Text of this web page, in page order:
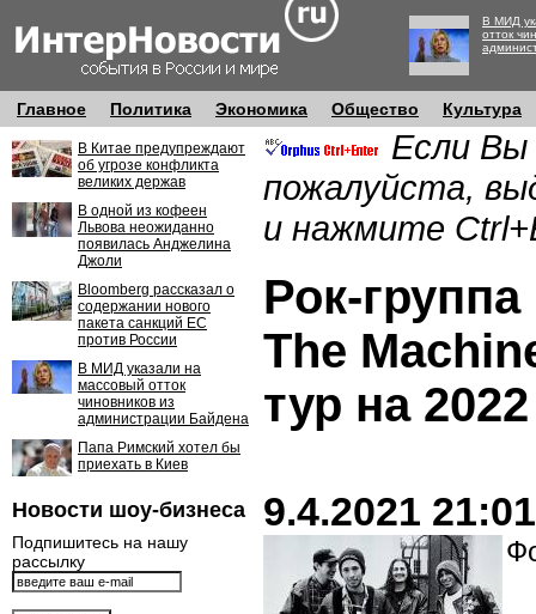
В МИД
отток
Главное Политика Экономика Общество Культура
В Китае предупреждают
об угрозе конфликта
великих держав
В одной из кофеен
Львова неожиданно
появилась Анджелина
Джоли
Bloomberg рассказал о
содержании нового
пакета санкций ЕС
против России
В МИД указали на
массовый отток
чиновников из
администрации Байдена
Папа Римский хотел бы
приехать в Киев
Новости шоу-бизнеса
Подпишитесь на нашу
рассылку
Если Вы
пожалуйста,
и нажмите
Рок-
The
тур на
9.4.2021 21:01